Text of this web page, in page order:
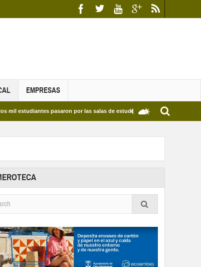
EMPRESAS
pasaron por las salas de estudio de las Bibliotecas Municipales y